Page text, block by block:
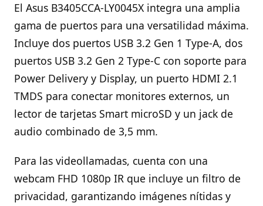
El Asus B3405CCA-LY0045X integra una amplia
gama de puertos para una versatilidad máxima.
Incluye dos puertos USB 3.2 Gen 1 Type-A, dos
puertos USB 3.2 Gen 2 Type-C con soporte para
Power Delivery y Display, un puerto HDMI 2.1
TMDS para conectar monitores externos, un
lector de tarjetas Smart microSD y un jack de
audio combinado de 3,5 mm.
Para las videollamadas, cuenta con una
webcam FHD 1080p IR que incluye un filtro de
privacidad, garantizando imágenes nítidas y